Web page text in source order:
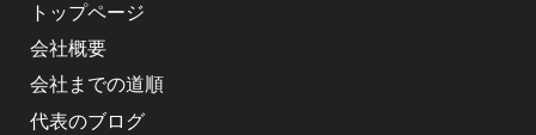
トップページ
会社概要
会社までの道順
代表のブログ